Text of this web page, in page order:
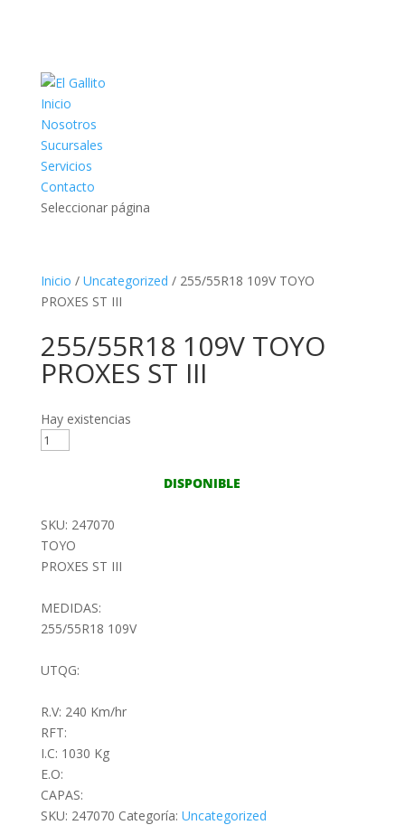
Inicio
Nosotros
Sucursales
Servicios
Contacto
Seleccionar página
Inicio / Uncategorized / 255/55R18 109V TOYO
PROXES ST III
255/55R18 109V TOYO
PROXES ST III
Hay existencias
255/55R18
ST
III
cantidad
DISPONIBLE
SKU: 247070
TOYO
PROXES ST III
MEDIDAS:
255/55R18 109V
UTQG:
R.V: 240 Km/hr
RFT:
I.C: 1030 Kg
E.O:
CAPAS:
SKU: 247070 Categoría: Uncategorized